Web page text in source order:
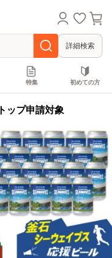
詳細検索
特集 初めての方
ップ申請対象